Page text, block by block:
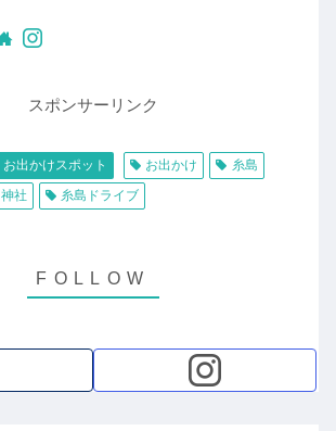
スポンサーリンク
お出かけスポット お出かけ
糸島
神社 糸島ドライブ